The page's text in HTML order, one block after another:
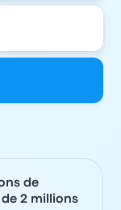
de
2 millions